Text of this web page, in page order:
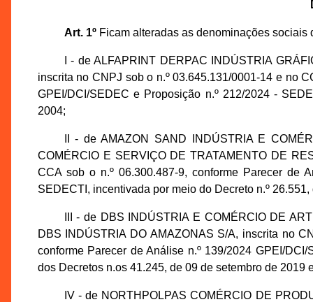
Art. 1ºFicam alteradas as denominações sociais
I - de ALFAPRINT DERPAC INDÚSTRIA
inscrita no CNPJ sob o n.º 03.645.131/0001-14 e no
GPEI/DCI/SEDEC e Proposição n.º 212/2024 -
2004;
II - de AMAZON SAND INDÚSTRIA E
COMÉRCIO E SERVIÇO DE TRATAMENTO DE
CCA sob o n.º 06.300.487-9, conforme Parecer de
SEDECTI, incentivada por meio do Decreto n.º
III - de DBS INDÚSTRIA E COMÉRCIO DE
DBS INDÚSTRIA DO AMAZONAS S/A, inscrita no
conforme Parecer de Análise n.º 139/2024 GPEI/
dos Decretos n.os 41.245, de 09 de setembro de 2019
IV - de NORTHPOLPAS COMÉRCIO DE